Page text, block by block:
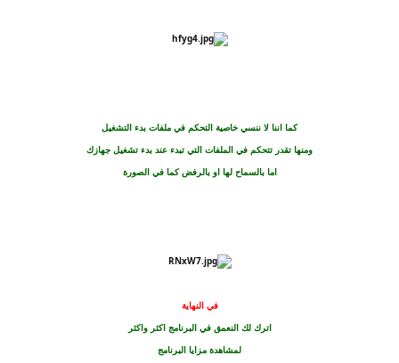
كما اننا لا ننسي خاصية التحكم في ملفات بدء التشغيل
ومنها تقدر تتحكم في الملفات التي تبدء عند بدء تشغيل جهازك
امابالسماح لها او بالرفض كما في الصورة
في النهاية
اترك لك النعمق في البرنامج اكثر واكثر
لمشاهدة مزايا البر نامج